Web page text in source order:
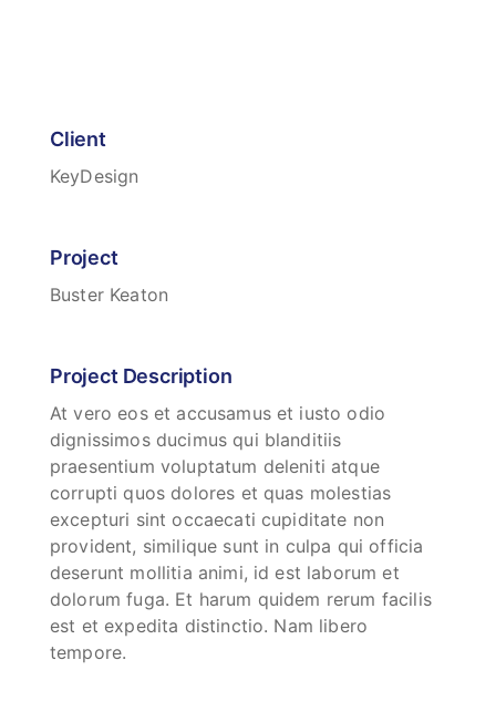
Client
KeyDesign
Project
Buster Keaton
Project Description
At vero eos et accusamus et iusto odio
dignissimos ducimus qui blanditiis
praesentium voluptatum deleniti atque
corrupti quos dolores et quas molestias
excepturi sint occaecati cupiditate non
provident, similique sunt in culpa qui officia
deserunt mollitia animi, id est laborum et
dolorum fuga. Et harum quidem rerum facilis
est et expedita distinctio. Nam libero
tempore.